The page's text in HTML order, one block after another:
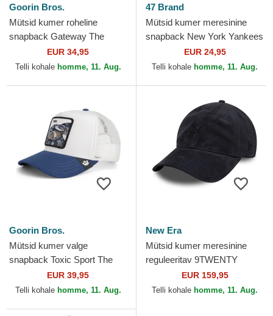
Goorin Bros.
Mütsid kumer roheline
snapback Gateway The
Farm Goorin Bros.
EUR 34,95
Telli kohale homme, 11. Aug.
47 Brand
Mütsid kumer meresinine
snapback New York Yankees
MLB 47 BrandEUR 24,95
Telli kohale homme, 11. Aug.
Goorin Bros.
Mütsid kumer valge
snapback Toxic Sport The
Farm Goorin Bros.
EUR 39,95
Telli kohale homme, 11. Aug.
New Era
Mütsid kumer meresinine
reguleeritav 9TWENTY
Suede New York Yankees
MLB New Era
EUR 159,95
Telli kohale homme, 11. Aug.